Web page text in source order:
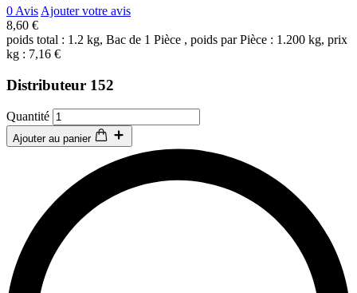
0 Avis Ajouter votre avis
8,60 €
poids total : 1.2 kg, Bac de 1 Pièce , poids par Pièce : 1.200 kg, prix
kg : 7,16 €
Distributeur 152
Quantité
Ajouter au panier